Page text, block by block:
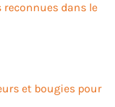
dans le
et bougies pour